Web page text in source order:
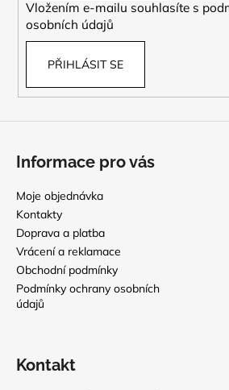
Vložením e-mailu souhlasíte s
osobních údajů
PŘIHLÁSIT SE
Informace pro vás
Moje objednávka
Kontakty
Doprava a platba
Vrácení a reklamace
Obchodní podmínky
Podmínky ochrany osobních
údajů
Kontakt